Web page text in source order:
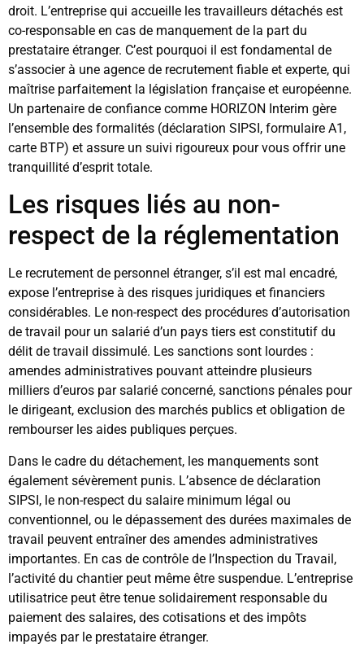
droit. L’entreprise qui accueille les travailleurs détachés est
co-responsable en cas de manquement de la part du
prestataire étranger. C’est pourquoi il est fondamental de
s’associer à une agence de recrutement fiable et experte, qui
maîtrise parfaitement la législation française et européenne.
Un partenaire de confiance comme HORIZON Interim gère
l’ensemble des formalités (déclaration SIPSI, formulaire A1,
carte BTP) et assure un suivi rigoureux pour vous offrir une
tranquillité d’esprit totale.
Les risques liés au non-
respect de la réglementation
Le recrutement de personnel étranger, s’il est mal encadré,
expose l’entreprise à des risques juridiques et financiers
considérables. Le non-respect des procédures d’autorisation
de travail pour un salarié d’un pays tiers est constitutif du
délit de travail dissimulé. Les sanctions sont lourdes :
amendes administratives pouvant atteindre plusieurs
milliers d’euros par salarié concerné, sanctions pénales pour
le dirigeant, exclusion des marchés publics et obligation de
rembourser les aides publiques perçues.
Dans le cadre du détachement, les manquements sont
également sévèrement punis. L’absence de déclaration
SIPSI, le non-respect du salaire minimum légal ou
conventionnel, ou le dépassement des durées maximales de
travail peuvent entraîner des amendes administratives
importantes. En cas de contrôle de l’Inspection du Travail,
l’activité du chantier peut même être suspendue. L’entreprise
utilisatrice peut être tenue solidairement responsable du
paiement des salaires, des cotisations et des impôts
impayés par le prestataire étranger.